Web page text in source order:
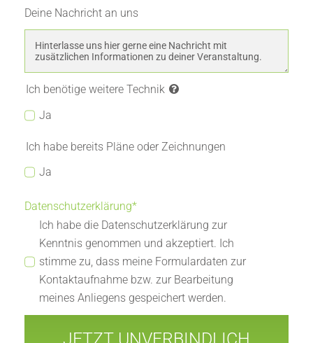
Deine Nachricht an uns
Ich benötige weitere Technik
Ja
Ich habe bereits Pläne oder Zeichnungen
Ja
Datenschutzerklärung*
Ich habe die Datenschutzerklärung zur
Kenntnis genommen und akzeptiert. Ich
stimme zu, dass meine Formulardaten zur
Kontaktaufnahme bzw. zur Bearbeitung
meines Anliegens gespeichert werden.